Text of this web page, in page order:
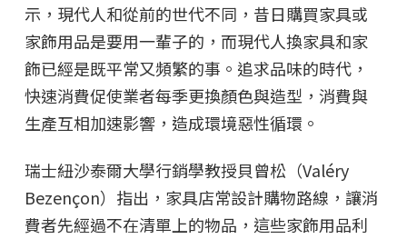
示，現代人和從前的世代不同，昔日購買家具或
家飾用品是要用一輩子的，而現代人換家具和家
飾已經是既平常又頻繁的事。追求品味的時代，
快速消費促使業者每季更換顏色與造型，消費與
生產互相加速影響，造成環境惡性循環。
瑞士紐沙泰爾大學行銷學教授貝曾松（Valéry
Bezençon）指出，家具店常設計購物路線，讓消
費者先經過不在清單上的物品，這些家飾用品利